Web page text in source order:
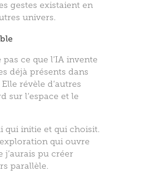
gestes existaient en
univers.
ce que l’IA invente
déjà présents dans
révèle d’autres
sur l’espace et le
qui initie et qui choisit.
qui ouvre
j’aurais pu créer
parallèle.